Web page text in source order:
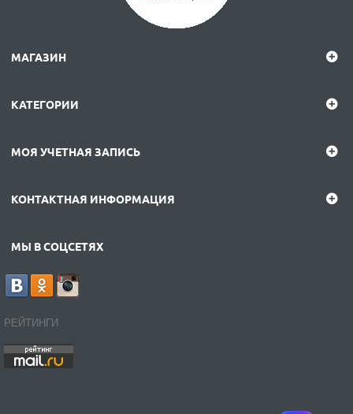
МАГАЗИН
КАТЕГОРИИ
МОЯ УЧЕТНАЯ ЗАПИСЬ
КОНТАКТНАЯ ИНФОРМАЦИЯ
МЫ В СОЦСЕТЯХ
РЕЙТИНГИ